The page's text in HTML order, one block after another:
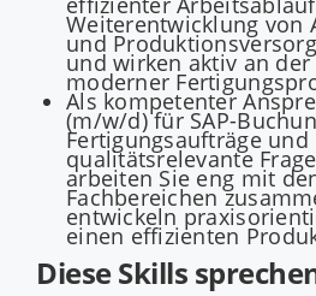
Weiterentwicklung von
und
und wirken aktiv an
moderner
Als kompetenter
(m/w/d) für SAP-
Fertigungsaufträge und
qualitätsrelevante
arbeiten Sie eng mit
Fachbereichen
entwickeln
einen effizienten
Diese Skills